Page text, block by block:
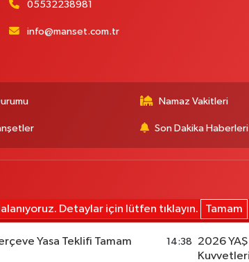
05532238981
info@manset.com.tr
Namaz Vakitleri
Son Dakika Haberleri
Detaylar için lütfen tıklayın. Tamam
Yasa Teklifi Tamam 14:38
2026 YAŞ